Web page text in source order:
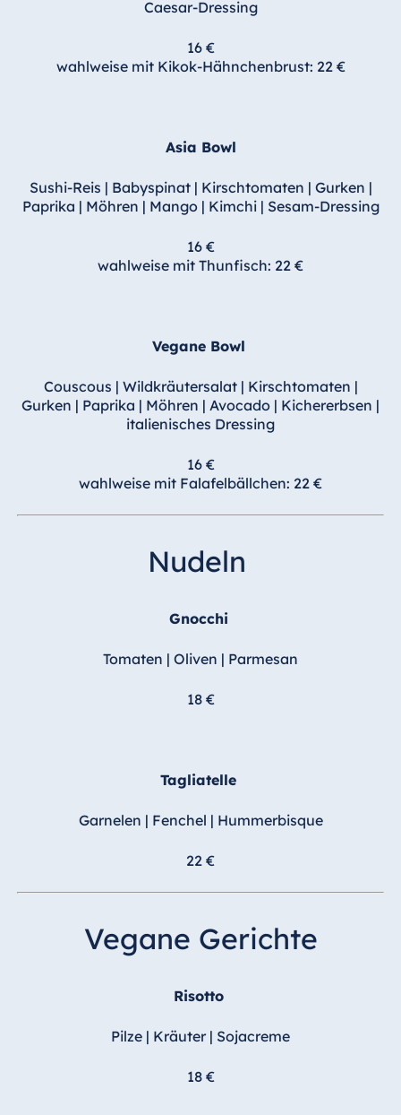
Caesar-Dressing
16 €
wahlweise mit Kikok-Hähnchenbrust: 22 €
Asia Bowl
Sushi-Reis | Babyspinat | Kirschtomaten | Gurken |
Paprika | Möhren | Mango | Kimchi | Sesam-Dressing
16 €
wahlweise mit Thunfisch: 22 €
Vegane Bowl
Couscous | Wildkräutersalat | Kirschtomaten |
Gurken | Paprika | Möhren | Avocado | Kichererbsen |
italienisches Dressing
16 €
wahlweise mit Falafelbällchen: 22 €
Nudeln
Gnocchi
Tomaten | Oliven | Parmesan
18 €
Tagliatelle
Garnelen | Fenchel | Hummerbisque
22 €
Vegane Gerichte
Risotto
Pilze | Kräuter | Sojacreme
18 €